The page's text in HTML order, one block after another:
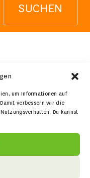
um Informationen auf
verbessern wir die
Du kannst
SUCHEN